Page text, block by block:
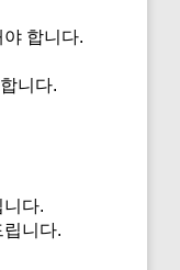
합니다.
니다.
다.
니다.